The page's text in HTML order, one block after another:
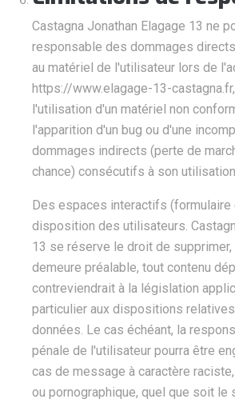
Castagna Jonathan Elagage 13 ne
responsable des dommages
au matériel de l'utilisateur lors de
https://www.elagage-13-
l'utilisation d'un matériel non
l'apparition d'un bug ou d'une
dommages indirects (perte de
chance) consécutifs à son utilisation.
Des espaces interactifs (formulaire
disposition des utilisateurs.
13 se réserve le droit de
demeure préalable, tout contenu
contreviendrait à la législation
particulier aux dispositions
données. Le cas échéant, la
pénale de l'utilisateur pourra être
cas de message à caractère
ou pornographique, quel que soit le